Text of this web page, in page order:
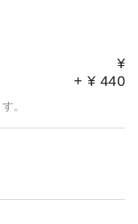
¥
+ ¥ 440
。